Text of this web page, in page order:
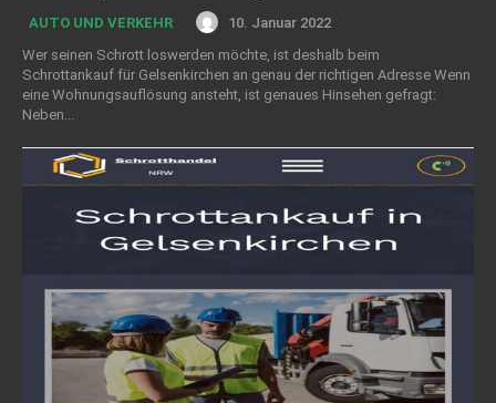
AUTO UND VERKEHR
10. Januar 2022
Wer seinen Schrott loswerden möchte, ist deshalb beim
Schrottankauf für Gelsenkirchen an genau der richtigen Adresse Wenn
eine Wohnungsauflösung ansteht, ist genaues Hinsehen gefragt:
Neben...